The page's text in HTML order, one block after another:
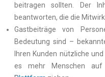
beitragen sollten. Der
beantworten, die die
Gastbeiträge von
Bedeutung sind –
Ihren Kunden nützliche
es mehr Menschen